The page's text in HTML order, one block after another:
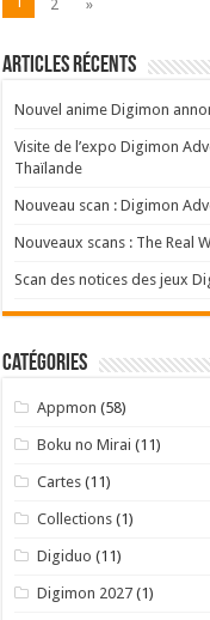
2 »
Articles récents
Nouvel anime Digimon
Visite de l’expo Digimon
Thaïlande
Nouveau scan : Digimon
Nouveaux scans : The Real
Scan des notices des jeux
Catégories
Appmon (58)
Boku no Mirai (11)
Cartes (11)
Collections (1)
Digiduo (11)
Digimon 2027 (1)